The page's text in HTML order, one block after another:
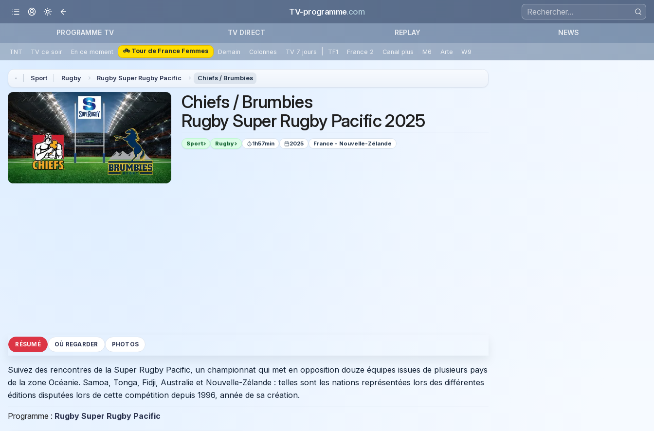
TV-programme.com
PROGRAMME TV TV DIRECT REPLAY NEWS
TNT TV ce soir En ce moment 🚲 Tour de France Femmes Demain Colonnes TV 7 jours TF1 France 2 Canal plus M6 Arte W9
Sport Rugby Rugby Super Rugby Pacific Chiefs / Brumbies
Chiefs / Brumbies
Rugby Super Rugby Pacific 2025
Sport Rugby 1h57min 2025 France - Nouvelle-Zélande
RÉSUMÉ OÙ REGARDER PHOTOS
Suivez des rencontres de la Super Rugby Pacific, un championnat qui met en opposition douze équipes issues de plusieurs pays
de la zone Océanie. Samoa, Tonga, Fidji, Australie et Nouvelle-Zélande : telles sont les nations représentées lors des différentes
éditions disputées lors de cette compétition depuis 1996, année de sa création.
Programme : Rugby Super Rugby Pacific